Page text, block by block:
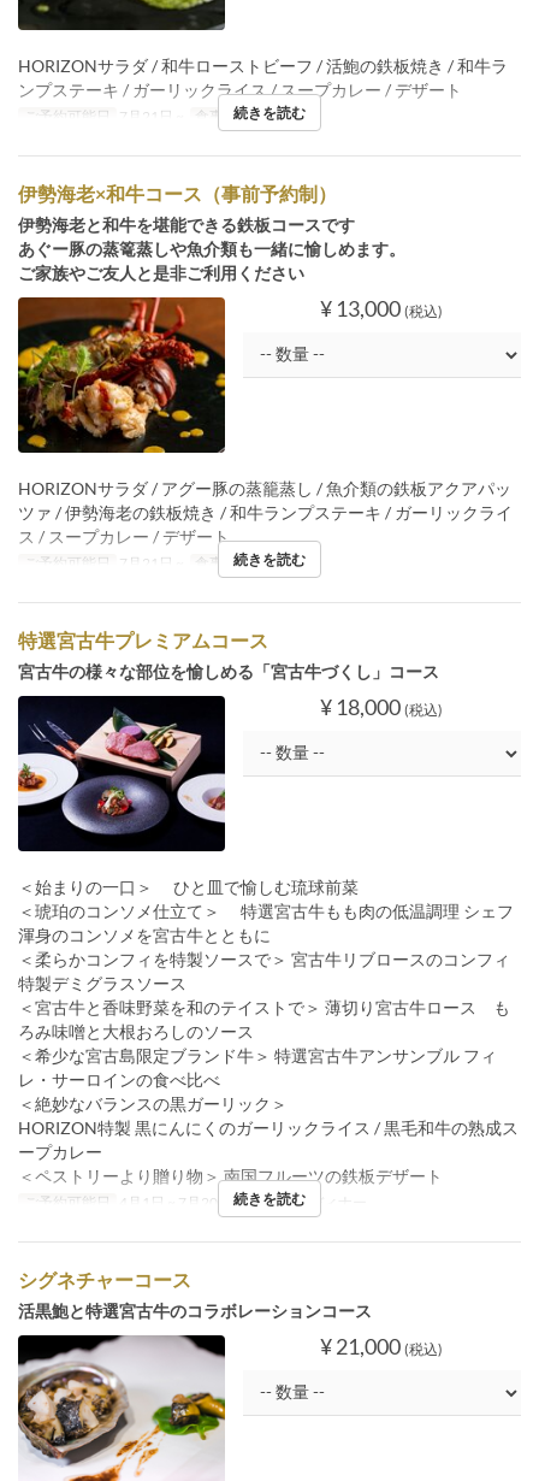
HORIZONサラダ / 和牛ローストビーフ / 活鮑の鉄板焼き / 和牛ラ
ンプステーキ / ガーリックライス / スープカレー / デザート
ご予約可能日 7月21日 ~ 食事時間 ディナー
続きを読む
伊勢海老×和牛コース（事前予約制）
伊勢海老と和牛を堪能できる鉄板コースです
あぐー豚の蒸篭蒸しや魚介類も一緒に愉しめます。
ご家族やご友人と是非ご利用ください
¥ 13,000 (税込)
HORIZONサラダ / アグー豚の蒸籠蒸し / 魚介類の鉄板アクアパッ
ツァ / 伊勢海老の鉄板焼き / 和牛ランプステーキ / ガーリックライ
ス / スープカレー / デザート
ご予約可能日 7月21日 ~ 食事時間 ディナー
続きを読む
特選宮古牛プレミアムコース
宮古牛の様々な部位を愉しめる「宮古牛づくし」コース
¥ 18,000 (税込)
＜始まりの一口＞ ひと皿で愉しむ琉球前菜
＜琥珀のコンソメ仕立て＞ 特選宮古牛もも肉の低温調理 シェフ
渾身のコンソメを宮古牛とともに
＜柔らかコンフィを特製ソースで＞ 宮古牛リブロースのコンフィ
特製デミグラスソース
＜宮古牛と香味野菜を和のテイストで＞ 薄切り宮古牛ロース も
ろみ味噌と大根おろしのソース
＜希少な宮古島限定ブランド牛＞ 特選宮古牛アンサンブル フィ
レ・サーロインの食べ比べ
＜絶妙なバランスの黒ガーリック＞
HORIZON特製 黒にんにくのガーリックライス / 黒毛和牛の熟成ス
ープカレー
＜ペストリーより贈り物＞ 南国フルーツの鉄板デザート
ご予約可能日 4月1日 ~ 7月20日 食事時間
続きを読む
シグネチャーコース
活黒鮑と特選宮古牛のコラボレーションコース
¥ 21,000 (税込)